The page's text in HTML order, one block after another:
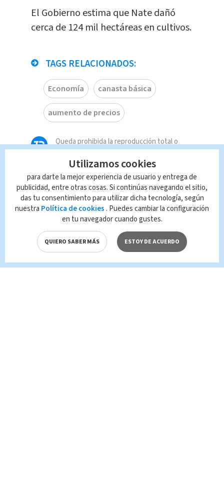
El Gobierno estima que Nate dañó
cerca de 124 mil hectáreas en cultivos.
TAGS RELACIONADOS:
Economía canasta básica
aumento de precios
Queda prohibida la reproducción total o
parcial del contenido de esta página, mismo
que es propiedad de TELEDIARIO; su
reproducción no autorizada constituye una
infracción y un delito de conformidad con las
leyes aplicables.
Utilizamos cookies
para darte la mejor experiencia de usuario y entrega de
publicidad, entre otras cosas. Si continúas navegando el sitio,
das tu consentimiento para utilizar dicha tecnología, según
nuestra Política de cookies . Puedes cambiar la configuración
en tu navegador cuando gustes.
QUIERO SABER MÁS ESTOY DE ACUERDO